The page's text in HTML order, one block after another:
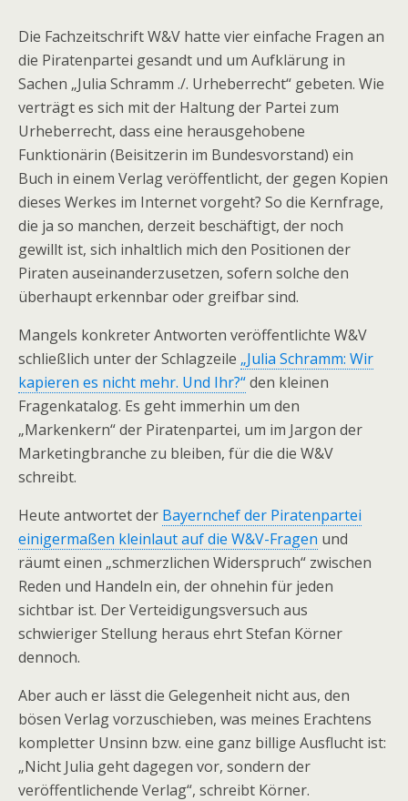
Die Fachzeitschrift W&V hatte vier einfache Fragen an
die Piratenpartei gesandt und um Aufklärung in
Sachen „Julia Schramm ./. Urheberrecht“ gebeten. Wie
verträgt es sich mit der Haltung der Partei zum
Urheberrecht, dass eine herausgehobene
Funktionärin (Beisitzerin im Bundesvorstand) ein
Buch in einem Verlag veröffentlicht, der gegen Kopien
dieses Werkes im Internet vorgeht? So die Kernfrage,
die ja so manchen, derzeit beschäftigt, der noch
gewillt ist, sich inhaltlich mich den Positionen der
Piraten auseinanderzusetzen, sofern solche den
überhaupt erkennbar oder greifbar sind.
Mangels konkreter Antworten veröffentlichte W&V
schließlich unter der Schlagzeile „Julia Schramm: Wir
kapieren es nicht mehr. Und Ihr?“den kleinen
Fragenkatalog. Es geht immerhin um den
„Markenkern“ der Piratenpartei, um im Jargon der
Marketingbranche zu bleiben, für die die W&V
schreibt.
Heute antwortet der Bayernchef der Piratenpartei
einigermaßen kleinlaut auf die W&V-Fragen und
räumt einen „schmerzlichen Widerspruch“ zwischen
Reden und Handeln ein, der ohnehin für jeden
sichtbar ist. Der Verteidigungsversuch aus
schwieriger Stellung heraus ehrt Stefan Körner
dennoch.
Aber auch er lässt die Gelegenheit nicht aus, den
bösen Verlag vorzuschieben, was meines Erachtens
kompletter Unsinn bzw. eine ganz billige Ausflucht ist:
„Nicht Julia geht dagegen vor, sondern der
veröffentlichende Verlag“, schreibt Körner.